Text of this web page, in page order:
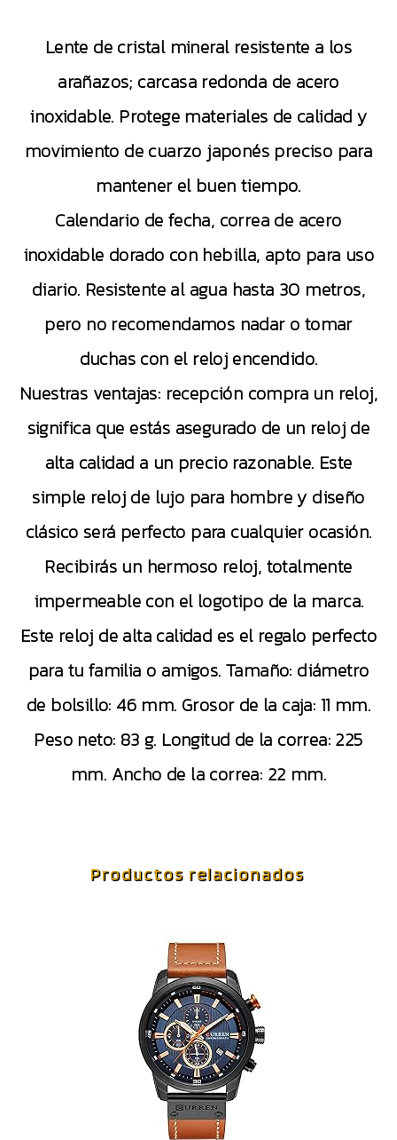
Lente de cristal mineral resistente a los
arañazos; carcasa redonda de acero
inoxidable. Protege materiales de calidad y
movimiento de cuarzo japonés preciso para
mantener el buen tiempo.
Calendario de fecha, correa de acero
inoxidable dorado con hebilla, apto para uso
diario. Resistente al agua hasta 30 metros,
pero no recomendamos nadar o tomar
duchas con el reloj encendido.
Nuestras ventajas: recepción compra un reloj,
significa que estás asegurado de un reloj de
alta calidad a un precio razonable. Este
simple reloj de lujo para hombre y diseño
clásico será perfecto para cualquier ocasión.
Recibirás un hermoso reloj, totalmente
impermeable con el logotipo de la marca.
Este reloj de alta calidad es el regalo perfecto
para tu familia o amigos. Tamaño: diámetro
de bolsillo: 46 mm. Grosor de la caja: 11 mm.
Peso neto: 83 g. Longitud de la correa: 225
mm. Ancho de la correa: 22 mm.
Productos relacionados